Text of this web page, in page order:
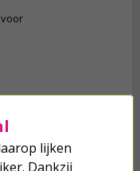
lijken
Dankzij